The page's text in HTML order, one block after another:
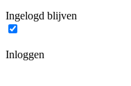
Ingelogd blijven
Inloggen